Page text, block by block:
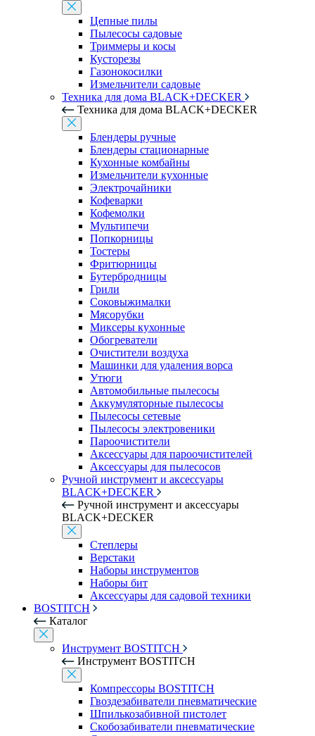
Цепные пилы
Пылесосы садовые
Триммеры и косы
Кусторезы
Газонокосилки
Измельчители садовые
Техника для дома BLACK+DECKER
Техника для дома BLACK+DECKER
Блендеры ручные
Блендеры стационарные
Кухонные комбайны
Измельчители кухонные
Электрочайники
Кофеварки
Кофемолки
Мультипечи
Попкорницы
Тостеры
Фритюрницы
Бутербродницы
Грили
Соковыжималки
Мясорубки
Миксеры кухонные
Обогреватели
Очистители воздуха
Машинки для удаления ворса
Утюги
Автомобильные пылесосы
Аккумуляторные пылесосы
Пылесосы сетевые
Пылесосы электровеники
Пароочистители
Аксессуары для пароочистителей
Аксессуары для пылесосов
Ручной инструмент и аксессуары
BLACK+DECKER
Ручной инструмент и аксессуары
BLACK+DECKER
Степлеры
Верстаки
Наборы инструментов
Наборы бит
Аксессуары для садовой техники
BOSTITCH
Каталог
Инструмент BOSTITCH
Инструмент BOSTITCH
Компрессоры BOSTITCH
Гвоздезабиватели пневматические
Шпилькозабивной пистолет
Скобозабиватели пневматические